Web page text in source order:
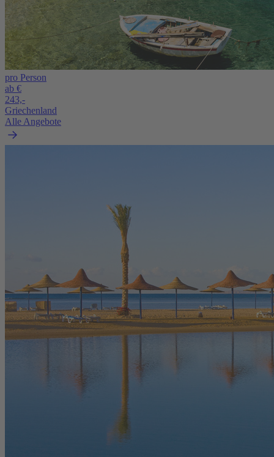
pro Person
ab €
243,-
Griechenland
Alle Angebote